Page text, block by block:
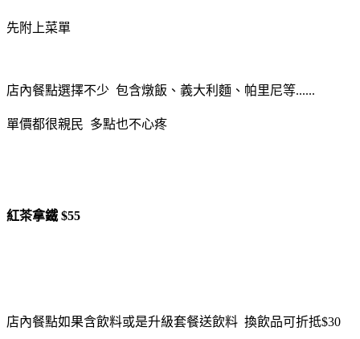
先附上菜單
店內餐點選擇不少 包含燉飯、義大利麵、帕里尼等......
單價都很親民 多點也不心疼
紅茶拿鐵 $55
店內餐點如果含飲料或是升級套餐送飲料 換飲品可折抵$30